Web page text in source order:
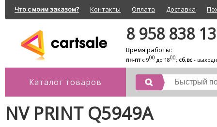
Что с моим заказом? Контакты Оплата Доставка
8 958 838
Время работы:
пн-птс 900 до 1800; сб,вс -
Каталог товаров
NV PRINT Q5949A